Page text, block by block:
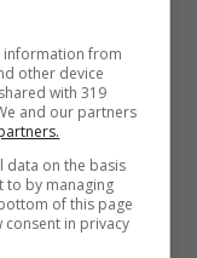
information from
other device
with 319
and our partners
data on the basis
to by managing
of this page
in privacy